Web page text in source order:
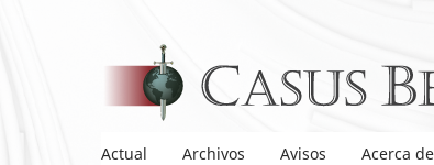
Actual Archivos Avisos Acerca de